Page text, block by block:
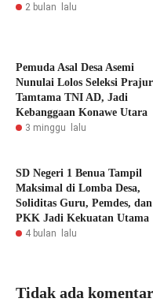
2 bulan lalu
Pemuda Asal Desa Asemi
Nunulai Lolos Seleksi
Tamtama TNI AD, Jadi
Kebanggaan Konawe Utara
3 minggu lalu
SD Negeri 1 Benua Tampil
Maksimal di Lomba Desa,
Soliditas Guru, Pemdes, dan
PKK Jadi Kekuatan Utama
4 bulan lalu
Tidak ada komentar